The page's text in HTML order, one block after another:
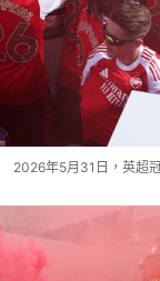
2026年5月31日，英超